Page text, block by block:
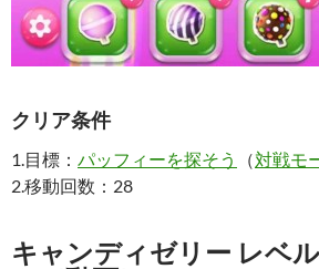
クリア条件
1.目標： パッフィーを探そう （対戦モ
2.移動回数：28
キャンディゼリー レベ